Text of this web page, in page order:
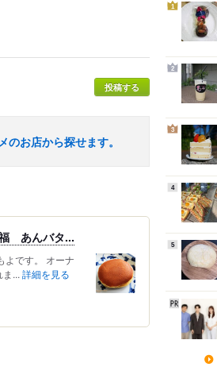
投稿する
お店から探せます。
あんバタ...
よです。 オーナ
... 詳細を見る
1
2
3
4
5